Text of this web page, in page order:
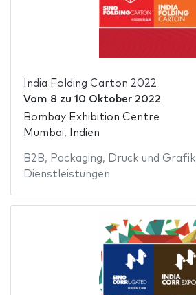
India Folding Carton 2022
Vom 8 zu 10 Oktober 2022
Bombay Exhibition Centre
Mumbai, Indien
B2B, Packaging, Druck und Grafik
Dienstleistungen